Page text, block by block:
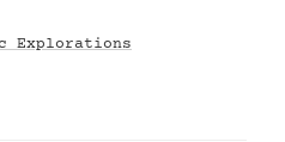
Explorations